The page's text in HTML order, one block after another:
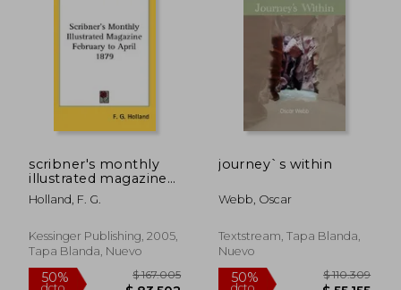
dcto. $ 41.056 dcto. $
scribner's monthly
illustrated magazine
february to april 1879
(en Inglés)
Holland, F. G.
Kessinger Publishing, 2005,
Tapa Blanda, Nuevo
journey`s within
Webb, Oscar
Textstream, Tapa Blanda,
Nuevo